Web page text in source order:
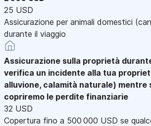
25 USD
Assicurazione per animali domestici
durante il viaggio
Assicurazione sulla proprietà
verifica un incidente alla tua
alluvione, calamità naturale) mentre
copriremo le perdite finanziarie
32 USD
Copertura fino a 500 000 USD se